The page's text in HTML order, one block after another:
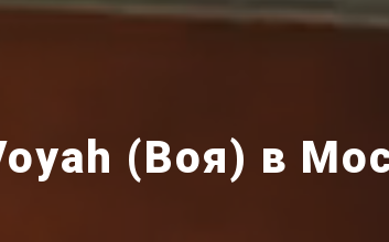
(Воя) в